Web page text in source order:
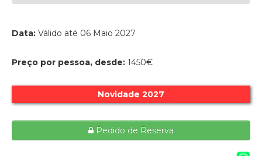
Data: Válido até 06 Maio 2027
Preço por pessoa, desde: 1450€
Novidade 2027
Pedido de Reserva